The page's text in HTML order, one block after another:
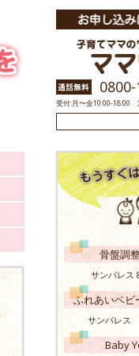
受付:月〜金10:00-18:00
検
索:
骨盤調
サンパレス
ふれあいベビ
サンパレス
Baby